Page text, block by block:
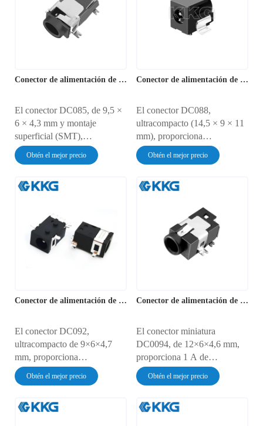
Conector de alimentación de CC DC085
El conector DC085, de 9,5 ×
6 × 4,3 mm y montaje
superficial (SMT),
proporciona alimentación de 1
A/30 V para relojes
tabletas ultrafinas. Su
garantiza la eficiencia
energética. Ha superado 5000
ciclos de
conexión/desconexión, cuenta
industrial.
Obtén el mejor precio
Conector de alimentación de CC DC088
El conector DC088,
ultracompacto (14,5 × 9 × 11
mm), proporciona
alimentación de 1 A/30 V
para termostatos inteligentes,
y sensores industriales. Su
resistencia de contacto
máxima de 30 mΩ garantizan
un rendimiento estable. Su
diseño a prueba de polvo
Obtén el mejor precio
Conector de alimentación de CC DC092
El conector DC092,
ultracompacto de 9×6×4,7
mm, proporciona
alimentación de 1 A/30 V
para cerraduras inteligentes,
salud portátiles. Su baja
Obtén el mejor precio
Conector de alimentación de CC DC094
El conector miniatura
DC0094, de 12×6×4,6 mm,
proporciona 1 A de
alimentación para dispositivos
portátiles, altavoces portátiles
montaje superficial permite el
Obtén el mejor precio